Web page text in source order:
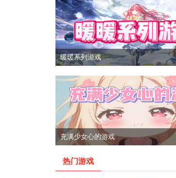
暖暖系列游戏
充满少女心的游戏
热门游戏